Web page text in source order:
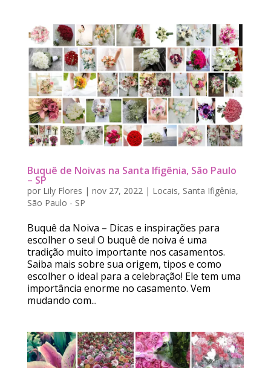
Buquê de Noivas na Santa Ifigênia, São Paulo
– SP
por Lily Flores | nov 27, 2022| Locais, Santa Ifigênia,
São Paulo - SP
Buquê da Noiva – Dicas e inspirações para
escolher o seu! O buquê de noiva é uma
tradição muito importante nos casamentos.
Saiba mais sobre sua origem, tipos e como
escolher o ideal para a celebração! Ele tem uma
importância enorme no casamento. Vem
mudando com...